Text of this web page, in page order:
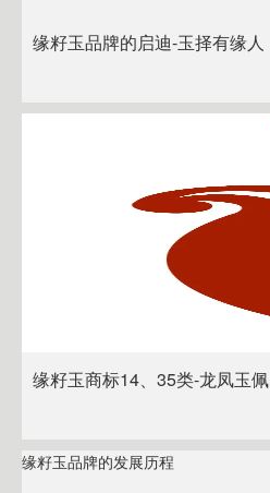
缘籽玉品牌的启迪-玉择有缘人
缘籽玉商标14、35类-龙凤玉佩
缘籽玉品牌的发展历程